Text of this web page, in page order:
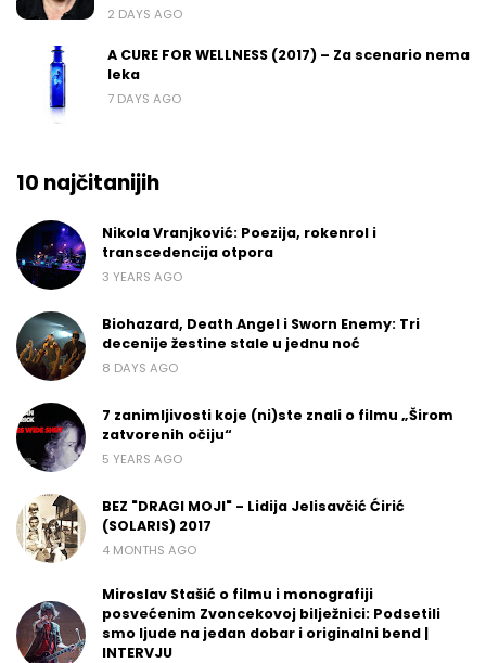
2 DAYS AGO
A CURE FOR WELLNESS (2017) – Za scenario nema
leka
7 DAYS AGO
10 najčitanijih
Nikola Vranjković: Poezija, rokenrol i
transcedencija otpora
3 YEARS AGO
Biohazard, Death Angel i Sworn Enemy: Tri
decenije žestine stale u jednu noć
8 DAYS AGO
7 zanimljivosti koje (ni)ste znali o filmu „Širom
zatvorenih očiju“
5 YEARS AGO
BEZ "DRAGI MOJI" - Lidija Jelisavčić Ćirić
(SOLARIS) 2017
4 MONTHS AGO
Miroslav Stašić o filmu i monografiji
posvećenim Zvoncekovoj bilježnici: Podsetili
smo ljude na jedan dobar i originalni bend |
INTERVJU